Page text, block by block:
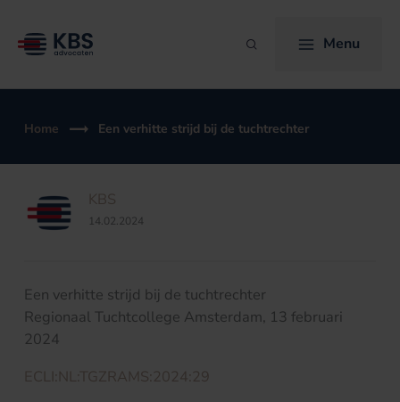
naar
Zoeken Menu
Home Een verhitte strijd bij de tuchtrechter
KBS
14.02.2024
Een verhitte strijd bij de tuchtrechter
Regionaal Tuchtcollege Amsterdam, 13 februari
2024
ECLI:NL:TGZRAMS:2024:29